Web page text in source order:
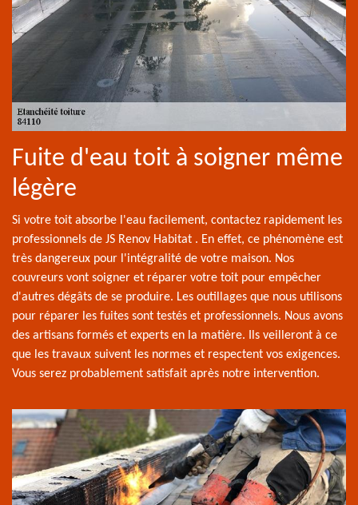
Fuite d'eau toit à soigner même
légère
Si votre toit absorbe l'eau facilement, contactez rapidement les
professionnels de JS Renov Habitat . En effet, ce phénomène est
très dangereux pour l'intégralité de votre maison. Nos
couvreurs vont soigner et réparer votre toit pour empêcher
d'autres dégâts de se produire. Les outillages que nous utilisons
pour réparer les fuites sont testés et professionnels. Nous avons
des artisans formés et experts en la matière. Ils veilleront à ce
que les travaux suivent les normes et respectent vos exigences.
Vous serez probablement satisfait après notre intervention.